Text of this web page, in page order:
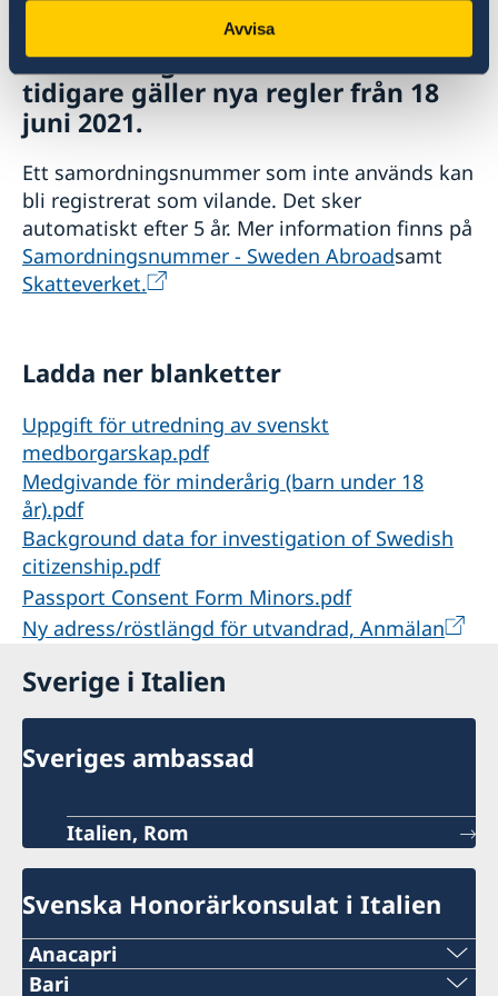
Avvisa
Om du har fått ett
samordningsnummer sedan
tidigare gäller nya regler från 18
juni 2021.
Ett samordningsnummer som inte används kan
bli registrerat som vilande. Det sker
automatiskt efter 5 år. Mer information finns på
Samordningsnummer - Sweden Abroadsamt
Skatteverket.
Ladda ner blanketter
Uppgift för utredning av svenskt
medborgarskap.pdf
Medgivande för minderårig (barn under 18
år).pdf
Background data for investigation of Swedish
citizenship.pdf
Passport Consent Form Minors.pdf
Ny adress/röstlängd för utvandrad, Anmälan
Sverige i Italien
Sveriges ambassad
Italien, Rom
Svenska Honorärkonsulat i Italien
Anacapri
Telefon:
Bari